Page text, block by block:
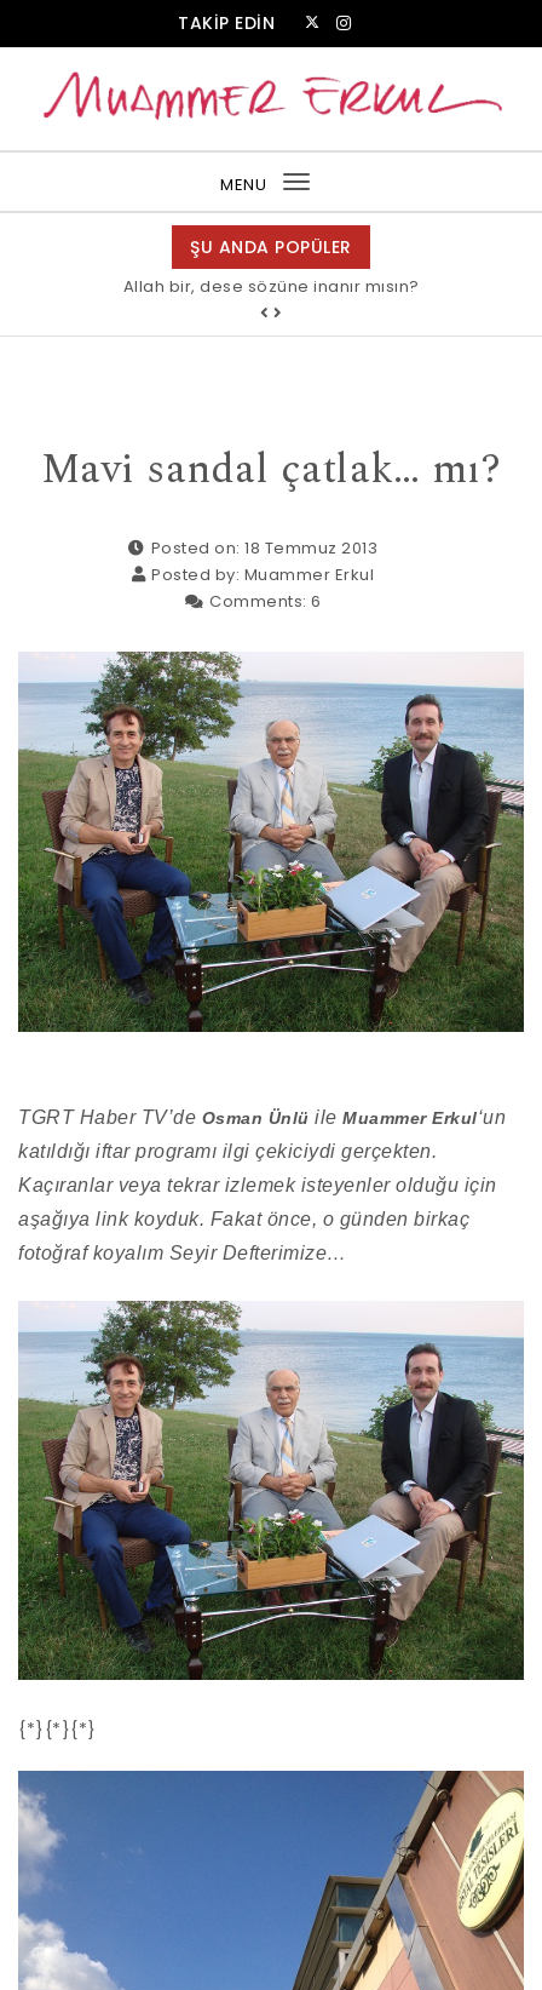
TAKİP EDİN
MENU
Toggle
navigation
ŞU ANDA POPÜLER
Allah bir, dese sözüne inanır mısın?
Mavi sandal çatlak… mı?
Posted on: 18 Temmuz 2013
Posted by: Muammer Erkul
Comments: 6
TGRT Haber TV’de Osman Ünlü ile Muammer Erkul‘un
katıldığı iftar programı ilgi çekiciydi gerçekten.
Kaçıranlar veya tekrar izlemek isteyenler olduğu için
aşağıya link koyduk. Fakat önce, o günden birkaç
fotoğraf koyalım Seyir Defterimize…
{*}{*}{*}